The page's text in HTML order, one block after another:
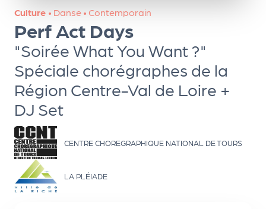
Culture • Danse • Contemporain
Perf Act Days
"Soirée What You Want ?"
Spéciale chorégraphes de la
Région Centre-Val de Loire +
DJ Set
CENTRE CHOREGRAPHIQUE NATIONAL DE TOURS
LA PLÉIADE
ns
PR
O
G!
PR
O
G!
Le
Ma
g